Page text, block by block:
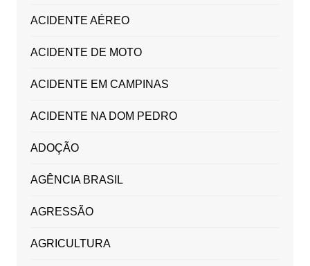
ACIDENTE AÉREO
ACIDENTE DE MOTO
ACIDENTE EM CAMPINAS
ACIDENTE NA DOM PEDRO
ADOÇÃO
AGÊNCIA BRASIL
AGRESSÃO
AGRICULTURA